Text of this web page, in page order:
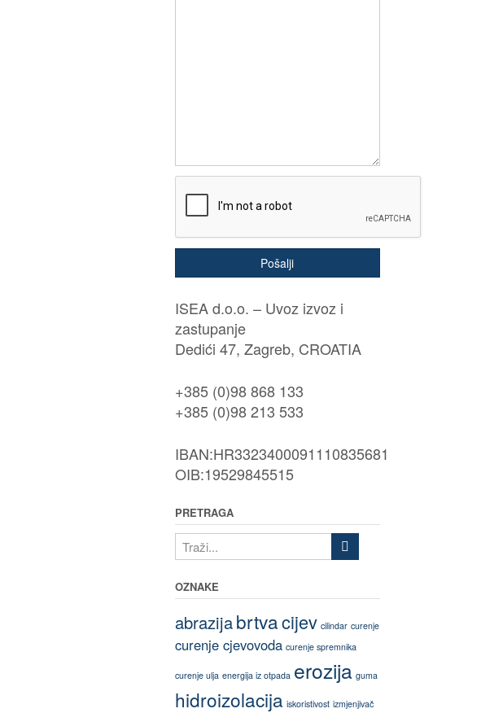
Pošalji
ISEA d.o.o. – Uvoz izvoz i
zastupanje
Dedići 47, Zagreb, CROATIA
+385 (0)98 868 133
+385 (0)98 213 533
IBAN:HR3323400091110835681
OIB:19529845515
PRETRAGA
OZNAKE
abrazijabrtvacijev cilindar curenje
curenje cjevovoda curenje spremnika
curenje ulja energija iz otpada erozija guma
hidroizolacija iskoristivost izmjenjivač